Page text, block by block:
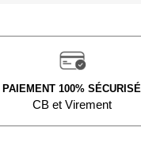
PAIEMENT 100% SÉCURISÉ
CB et Virement